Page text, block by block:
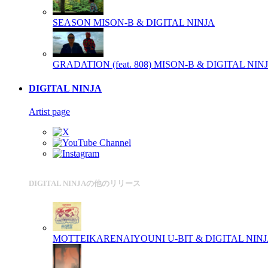
SEASON MISON-B & DIGITAL NINJA
GRADATION (feat. 808) MISON-B & DIGITAL
DIGITAL NINJA
Artist page
DIGITAL NINJAの他のリリース
MOTTEIKARENAIYOUNI U-BIT & DIGITAL